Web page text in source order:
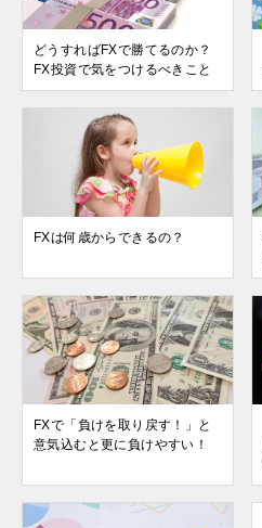
どうすればFXで勝てるのか？
FX投資で気をつけるべきこと
FXは何歳からできるの？
FXで「負けを取り戻す！」と
意気込むと更に負けやすい！